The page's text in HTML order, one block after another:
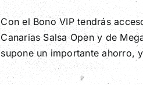
Con el Bono VIP tendrás
Canarias Salsa Open y de
supone un importante ahorro,